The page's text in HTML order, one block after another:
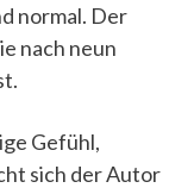
normal. Der
nach neun
Gefühl,
sich der Autor